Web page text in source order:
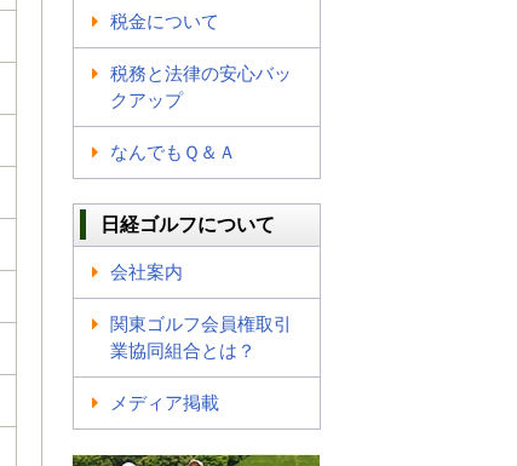
税金について
税務と法律の安心バッ
クアップ
なんでもＱ＆Ａ
日経ゴルフについて
会社案内
関東ゴルフ会員権取引
業協同組合とは？
メディア掲載